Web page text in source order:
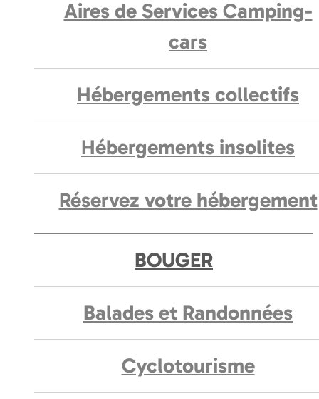
Aires de Services Camping-
cars
Hébergements collectifs
Hébergements insolites
Réservez votre hébergement
BOUGER
Balades et Randonnées
Cyclotourisme